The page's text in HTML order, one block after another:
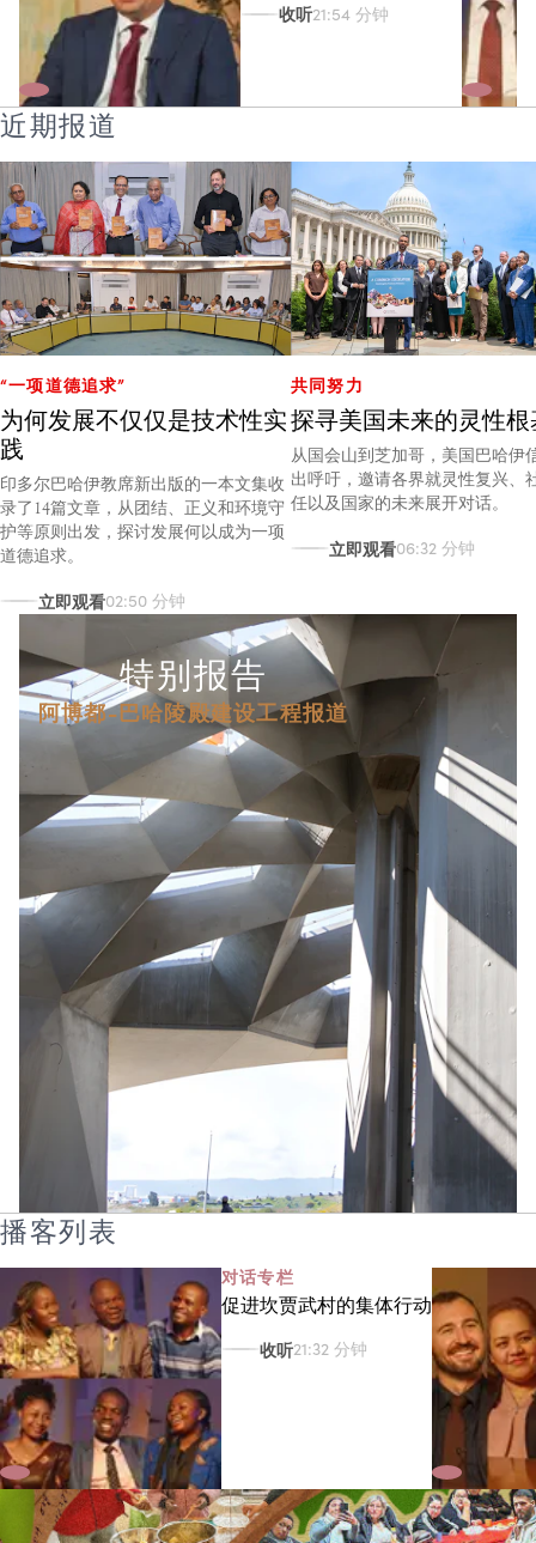
收听21:54 分钟
近期报道
“一项道德追求”
为何发展不仅仅是技术性实
践
印多尔巴哈伊教席新出版的一本文集收
录了14篇文章，从团结、正义和环境守
护等原则出发，探讨发展何以成为一项
道德追求。
立即观看02:50 分钟
共同努力
探寻美国未来的灵性根
从国会山到芝加哥，美国巴哈伊
出呼吁，邀请各界就灵性复兴、
任以及国家的未来展开对话。
立即观看06:32 分钟
特别报告
阿博都-巴哈陵殿建设工程报道
播客列表
对话专栏
促进坎贾武村的集体行动
收听21:32 分钟